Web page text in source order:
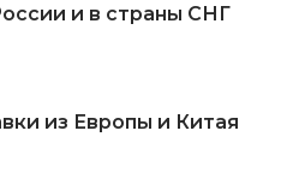
и в страны СНГ
из Европы и Китая